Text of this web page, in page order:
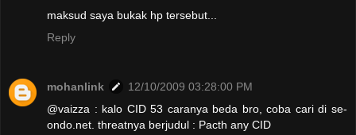
maksud saya bukak hp tersebut...
Reply
mohanlink
12/10/2009 03:28:00 PM
@vaizza : kalo CID 53 caranya beda bro, coba cari di se-
ondo.net. threatnya berjudul : Pacth any CID